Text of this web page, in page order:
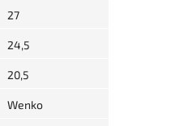
27
24,5
20,5
Wenko